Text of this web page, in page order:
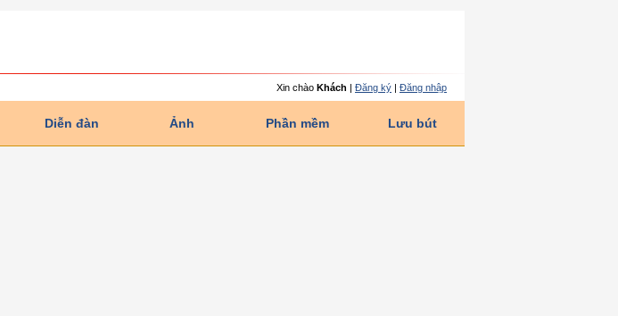
Xin chào Khách | Đăng ký | Đăng nhập
Diễn đàn Ảnh Phần mềm Lưu bút